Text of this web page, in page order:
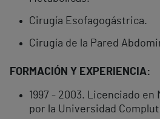
Cirugía Esofagogástrica.
Cirugía de la Pared
FORMACIÓN Y EXPERIENCIA:
1997 - 2003. Licenciado
por la Universidad